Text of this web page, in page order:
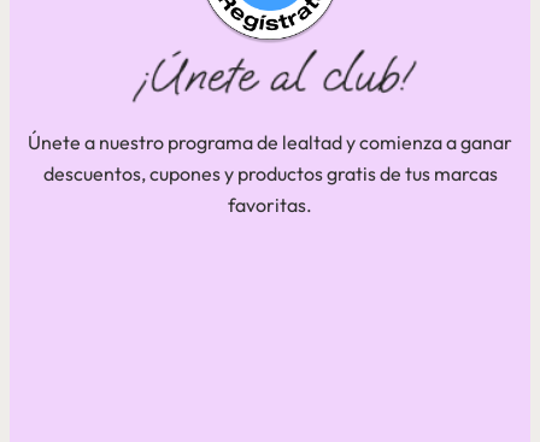
Únete a nuestro programa de lealtad y comienza a ganar
descuentos, cupones y productos gratis de tus marcas
favoritas.